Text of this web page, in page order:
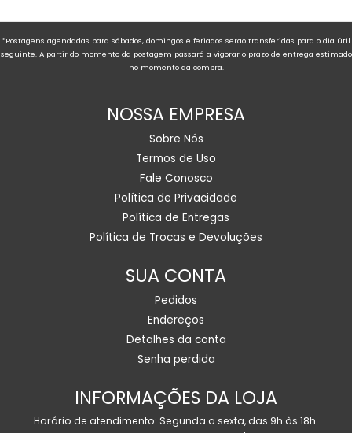
*Postagens agendadas para sábados, domingos e feriados serão transferidas para o dia útil
seguinte. A partir do momento da postagem passará a vigorar o prazo de entrega estimado
no momento da compra.
NOSSA EMPRESA
Sobre Nós
Termos de Uso
Fale Conosco
Política de Privacidade
Política de Entregas
Política de Trocas e Devoluções
SUA CONTA
Pedidos
Endereços
Detalhes da conta
Senha perdida
INFORMAÇÕES DA LOJA
Horário de atendimento: Segunda a sexta, das 9h às 18h.